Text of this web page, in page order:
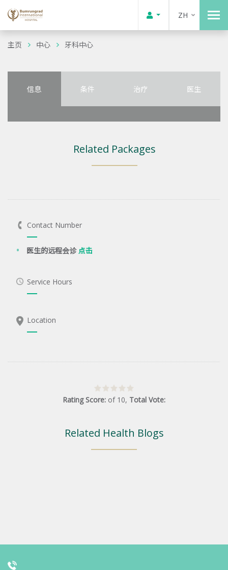
ZH
主页 中心 牙科中心
信息 条件 治疗 医生
Related Packages
Contact Number
医生的远程会诊点击
Service Hours
Location
Rating Score: of 10, Total Vote:
Related Health Blogs